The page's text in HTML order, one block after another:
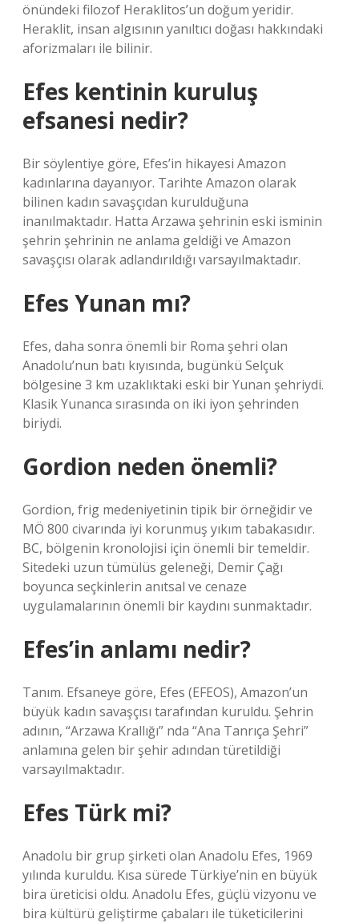
önündeki filozof Heraklitos’un doğum yeridir.
Heraklit, insan algısının yanıltıcı doğası hakkındaki
aforizmaları ile bilinir.
Efes kentinin kuruluş
efsanesi nedir?
Bir söylentiye göre, Efes’in hikayesi Amazon
kadınlarına dayanıyor. Tarihte Amazon olarak
bilinen kadın savaşçıdan kurulduğuna
inanılmaktadır. Hatta Arzawa şehrinin eski isminin
şehrin şehrinin ne anlama geldiği ve Amazon
savaşçısı olarak adlandırıldığı varsayılmaktadır.
Efes Yunan mı?
Efes, daha sonra önemli bir Roma şehri olan
Anadolu’nun batı kıyısında, bugünkü Selçuk
bölgesine 3 km uzaklıktaki eski bir Yunan şehriydi.
Klasik Yunanca sırasında on iki iyon şehrinden
biriydi.
Gordion neden önemli?
Gordion, frig medeniyetinin tipik bir örneğidir ve
MÖ 800 civarında iyi korunmuş yıkım tabakasıdır.
BC, bölgenin kronolojisi için önemli bir temeldir.
Sitedeki uzun tümülüs geleneği, Demir Çağı
boyunca seçkinlerin anıtsal ve cenaze
uygulamalarının önemli bir kaydını sunmaktadır.
Efes’in anlamı nedir?
Tanım. Efsaneye göre, Efes (EFEOS), Amazon’un
büyük kadın savaşçısı tarafından kuruldu. Şehrin
adının, “Arzawa Krallığı” nda “Ana Tanrıça Şehri”
anlamına gelen bir şehir adından türetildiği
varsayılmaktadır.
Efes Türk mi?
Anadolu bir grup şirketi olan Anadolu Efes, 1969
yılında kuruldu. Kısa sürede Türkiye’nin en büyük
bira üreticisi oldu. Anadolu Efes, güçlü vizyonu ve
bira kültürü geliştirme çabaları ile tüketicilerini